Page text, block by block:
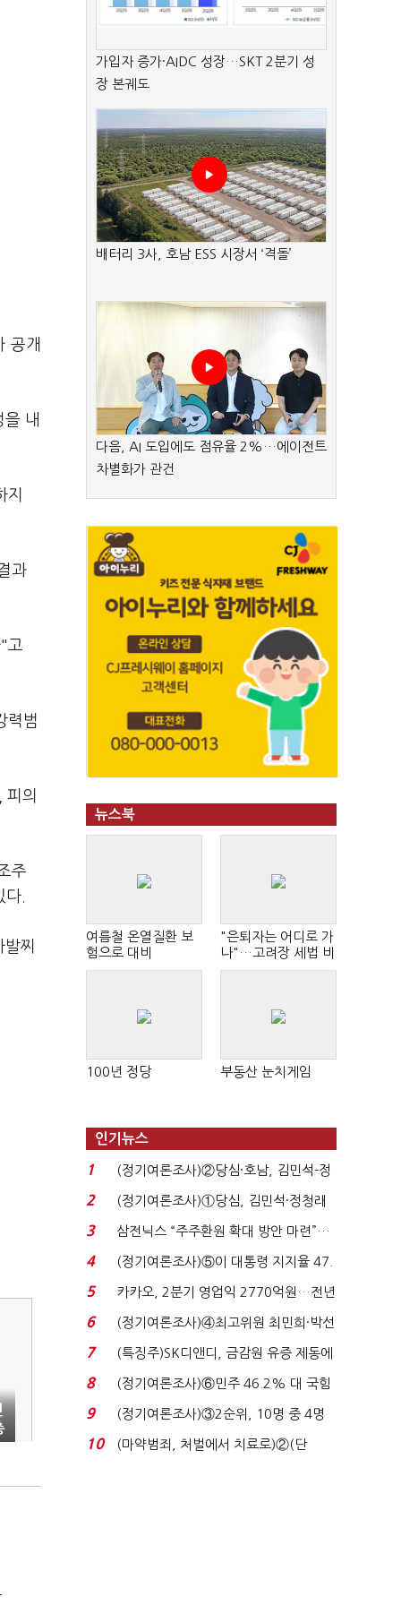
공개
내
지
과
고
력범
피의
주
.
찌
가입자 증가·AIDC 성장…SKT 2분기 성
장 본궤도
배터리 3사, 호남 ESS 시장서 ‘격돌’
다음, AI 도입에도 점유율 2%…에이전트
차별화가 관건
뉴스북
여름철 온열질환 보
험으로 대비
"은퇴자는 어디로 가
나"…고려장 세법 비
판 확산
100년 정당 부동산 눈치게임
인기뉴스
1
(정기여론조사)②당심·호남, 김민석-정
청래 '초접전'...
2
(정기여론조사)①당심, 김민석·정청래
'초접전'…대통령 ...
3
삼전닉스 “주주환원 확대 방안 마련”…
로이터에 성명...
4
(정기여론조사)⑤이 대통령 지지율 47.
7%…일주일 만에 ...
5
카카오, 2분기 영업익 2770억원…전년
비 36% 증가...
6
(정기여론조사)④최고위원 최민희·박선
원 '양강'…서미...
7
(특징주)SK디앤디, 금감원 유증 제동에
장 초반 상한가...
8
(정기여론조사)⑥민주 46.2% 대 국힘
31.0%…오차범위 밖 ...
9
(정기여론조사)③2순위, 10명 중 4명
'송영길'…정청래 '한 ...
10
(마약범죄, 처벌에서 치료로)②(단